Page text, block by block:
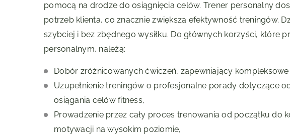
pomocą na drodze do osiągnięcia celów. Trener personalny
potrzeb klienta, co znacznie zwiększa efektywność treningów.
szybciej i bez zbędnego wysiłku. Do głównych korzyści, które
personalnym, należą:
Dobór zróżnicowanych ćwiczeń, zapewniający
Uzupełnienie treningów o profesjonalne porady dotyczące
osiągania celów fitness,
Prowadzenie przez cały proces trenowania od początku do
motywacji na wysokim poziomie,